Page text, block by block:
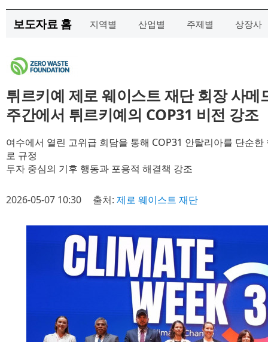
보도자료 홈 지역별 산업별 주제별 상장사
튀르키예 제로 웨이스트 재단 회장 사메
주간에서 튀르키예의 COP31 비전 강조
여수에서 열린 고위급 회담을 통해 COP31 안탈리아를 단순한
로 규정
투자 중심의 기후 행동과 포용적 해결책 강조
2026-05-07 10:30 출처: 제로 웨이스트 재단